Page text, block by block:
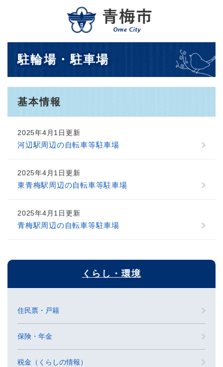
メニューを飛ばして本文へ
駐輪場・駐車場
基本情報
2025年4月1日更新
河辺駅周辺の自転車等駐車場
2025年4月1日更新
東青梅駅周辺の自転車等駐車場
2025年4月1日更新
青梅駅周辺の自転車等駐車場
くらし・環境
住民票・戸籍
保険・年金
税金（くらしの情報）